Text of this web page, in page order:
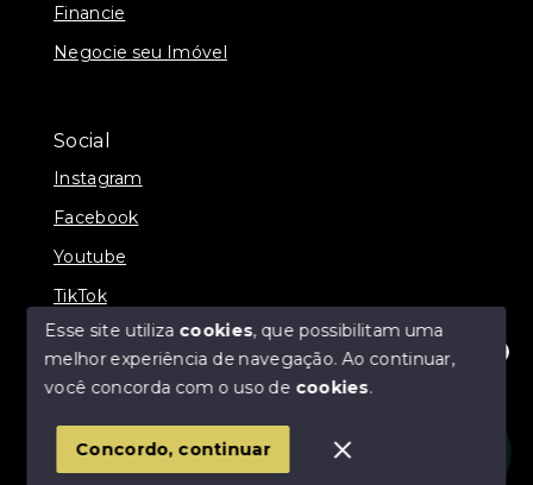
Olá! Estamos disponíveis para te ajudar.
Financie
Negocie seu Imóvel
Social
Instagram
Facebook
Youtube
TikTok
© Copyright 2026 - Império Imóveis - Todos os
SITE PARA IMOBILIARIA
Esse site utiliza cookies, que possibilitam uma
melhor experiência de navegação.Ao continuar,
você concorda com o uso de cookies.
Concordo, continuar